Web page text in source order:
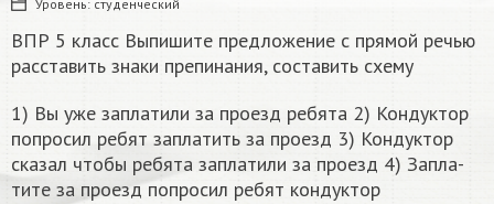
Уровень: студенческий
ВПР 5 класс Выпишите предложение с прямой речью
расставить знаки препинания, составить схему
1) Вы уже за­пла­ти­ли за про­езд ре­бя­та 2) Кон­дук­тор
по­про­сил ребят за­пла­тить за про­езд 3) Кон­дук­тор
ска­зал чтобы ре­бя­та за­пла­ти­ли за про­езд 4) За­пла­
ти­те за про­езд по­про­сил ребят кон­дук­тор​